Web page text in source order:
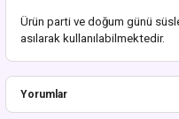
Ürün parti ve doğum günü
asılarak kullanılabilmektedir.
Yorumlar